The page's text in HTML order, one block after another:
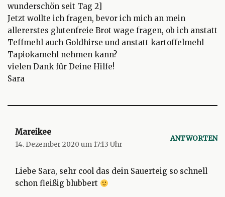
wunderschön seit Tag 2]
Jetzt wollte ich fragen, bevor ich mich an mein
allererstes glutenfreie Brot wage fragen, ob ich anstatt
Teffmehl auch Goldhirse und anstatt kartoffelmehl
Tapiokamehl nehmen kann?
vielen Dank für Deine Hilfe!
Sara
Mareikee
14. Dezember 2020 um 17:13 Uhr
ANTWORTEN
Liebe Sara, sehr cool das dein Sauerteig so schnell
schon fleißig blubbert